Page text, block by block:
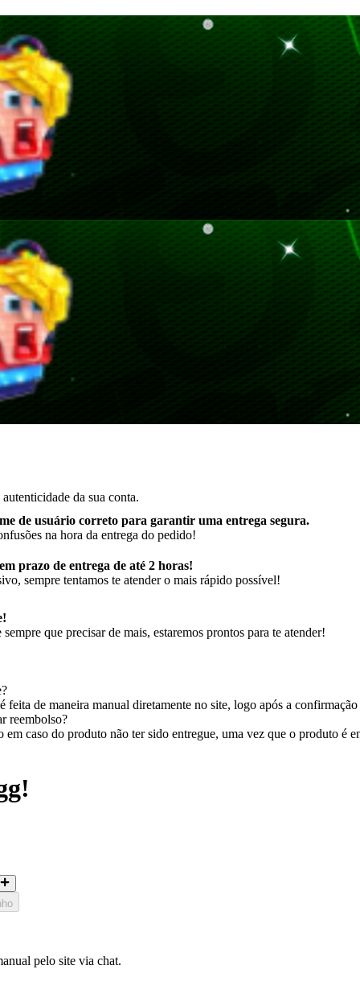
da sua conta.
de usuário correto para garantir uma entrega segura.
na hora da entrega do pedido!
prazo de entrega de até 2 horas!
sempre tentamos te atender o mais rápido possível!
que precisar de mais, estaremos prontos para te atender!
feita de maneira manual diretamente no site, logo após a
reembolso?
caso do produto não ter sido entregue, uma vez que o produto é
pelo site via chat.